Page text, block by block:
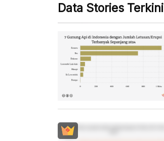
Data Stories Terkini